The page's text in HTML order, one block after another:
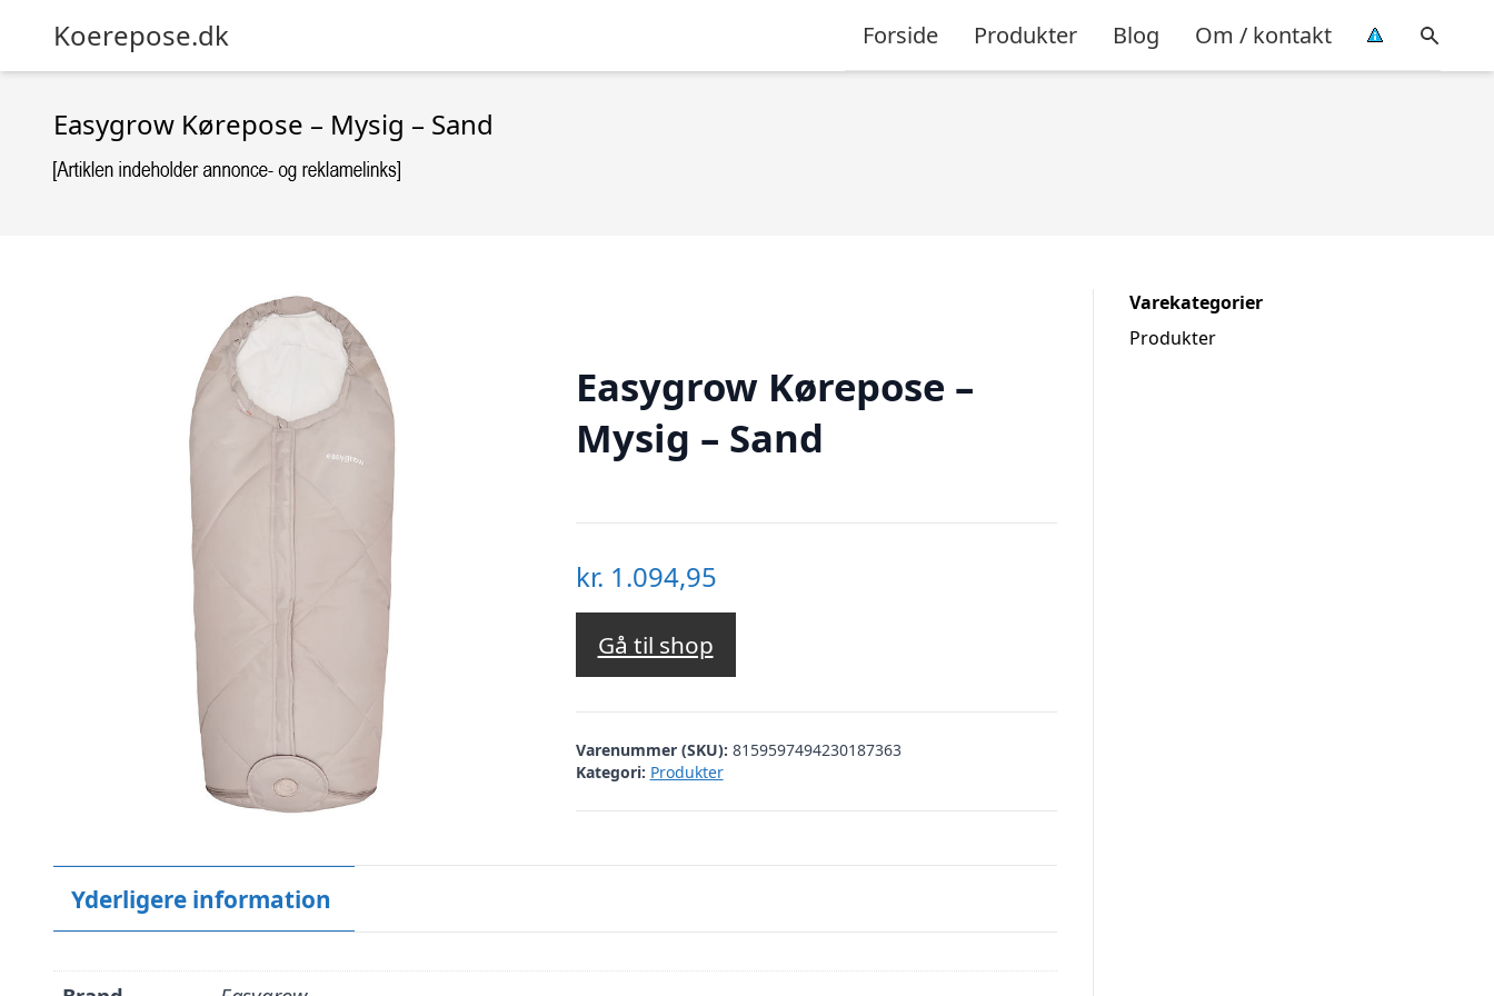
Koerepose.dk Forside Produkter Blog Om / kontakt
Easygrow Kørepose – Mysig – Sand
Easygrow Kørepose –
Mysig – Sand
kr. 1.094,95
Gå til shop
Varenummer (SKU): 8159597494230187363
Kategori: Produkter
Yderligere information
Varekategorier
Produkter